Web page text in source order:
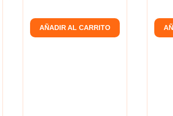
AÑADIR AL CARRITO